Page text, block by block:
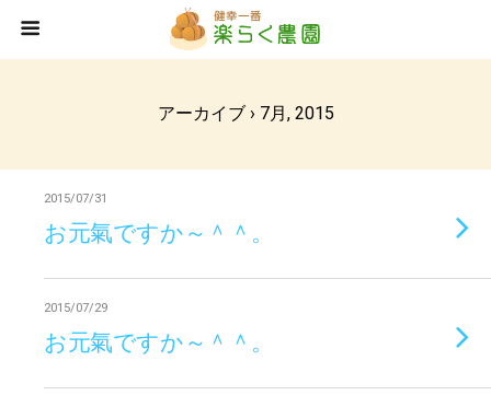
アーカイブ › 7月, 2015
2015/07/31
お元氣ですか～＾＾。
2015/07/29
お元氣ですか～＾＾。